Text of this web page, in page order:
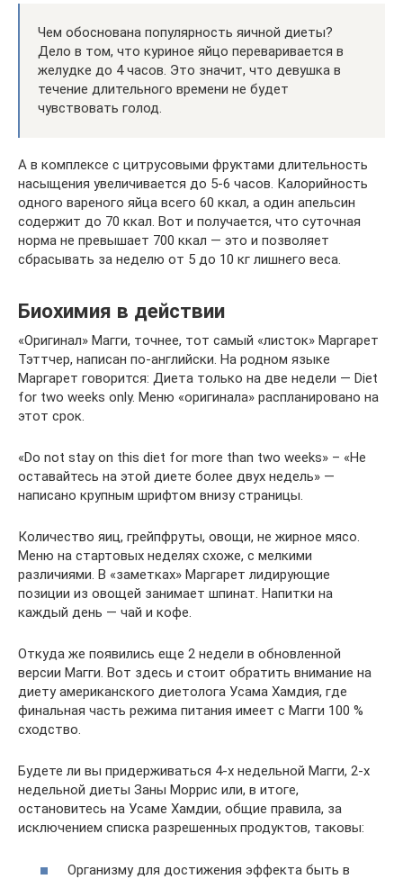
Чем обоснована популярность яичной диеты?
Дело в том, что куриное яйцо переваривается в
желудке до 4 часов. Это значит, что девушка в
течение длительного времени не будет
чувствовать голод.
А в комплексе с цитрусовыми фруктами длительность
насыщения увеличивается до 5-6 часов. Калорийность
одного вареного яйца всего 60 ккал, а один апельсин
содержит до 70 ккал. Вот и получается, что суточная
норма не превышает 700 ккал — это и позволяет
сбрасывать за неделю от 5 до 10 кг лишнего веса.
Биохимия в действии
«Оригинал» Магги, точнее, тот самый «листок» Маргарет
Тэттчер, написан по-английски. На родном языке
Маргарет говорится: Диета только на две недели — Diet
for two weeks only. Меню «оригинала» распланировано на
этот срок.
«Do not stay on this diet for more than two weeks» – «Не
оставайтесь на этой диете более двух недель» —
написано крупным шрифтом внизу страницы.
Количество яиц, грейпфруты, овощи, не жирное мясо.
Меню на стартовых неделях схоже, с мелкими
различиями. В «заметках» Маргарет лидирующие
позиции из овощей занимает шпинат. Напитки на
каждый день — чай и кофе.
Откуда же появились еще 2 недели в обновленной
версии Магги. Вот здесь и стоит обратить внимание на
диету американского диетолога Усама Хамдия, где
финальная часть режима питания имеет с Магги 100 %
сходство.
Будете ли вы придерживаться 4-х недельной Магги, 2-х
недельной диеты Заны Моррис или, в итоге,
остановитесь на Усаме Хамдии, общие правила, за
исключением списка разрешенных продуктов, таковы:
Организму для достижения эффекта быть в